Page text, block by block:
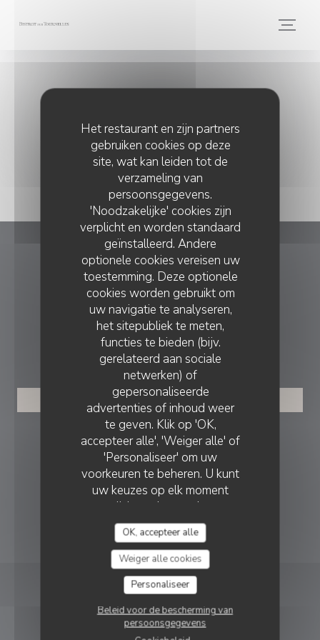
Het restaurant en zijn partners
gebruiken cookies op deze
site, wat kan leiden tot de
verzameling van
persoonsgegevens.
'Noodzakelijke' cookies zijn
verplicht en worden standaard
geïnstalleerd. Andere
optionele cookies vereisen uw
toestemming. Deze optionele
cookies worden gebruikt om
uw navigatie te analyseren,
het sitepubliek te meten,
functies te bieden (bijv.
gerelateerd aan sociale
netwerken) of
gepersonaliseerde
advertenties of inhoud weer
te geven. Klik op 'OK,
accepteer alle', 'Weiger alle' of
'Personaliseer' om uw
voorkeuren te beheren. U kunt
uw keuzes op elk moment
wijzigen door op het
cookiepictogram linksonder op
de sitepagina's te klikken.
OK, accepteer alle
Weiger alle cookies
Personaliseer
Beleid voor de bescherming van
persoonsgegevens
Bistrot des Tournelles
6 rue des Tournelles 75004 Paris
01 57 40 99 96
RESERVERING
RESERVEER EEN TAFEL
VOLG ONS
Instagram ((opent in een nieuw
NIEUWSBRIEF
gecreëerd doorZenchef((opent in een nieuw